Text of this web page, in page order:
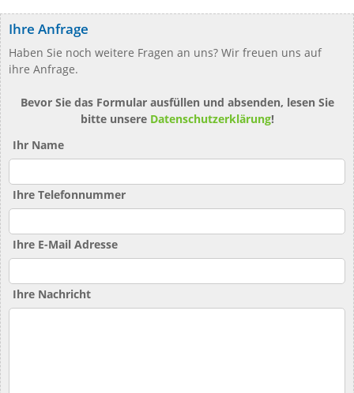
Ihre Anfrage
Haben Sie noch weitere Fragen an uns? Wir freuen uns auf
ihre Anfrage.
Bevor Sie das Formular ausfüllen und absenden, lesen Sie
bitte unsere Datenschutzerklärung!
Ihr Name
Ihre Telefonnummer
Ihre E-Mail Adresse
Ihre Nachricht